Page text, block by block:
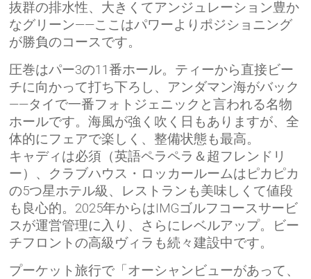
抜群の排水性、大きくてアンジュレーション豊か
なグリーン——ここはパワーよりポジショニング
が勝負のコースです。
圧巻はパー3の11番ホール。ティーから直接ビー
チに向かって打ち下ろし、アンダマン海がバック
——タイで一番フォトジェニックと言われる名物
ホールです。海風が強く吹く日もありますが、全
体的にフェアで楽しく、整備状態も最高。
キャディは必須（英語ペラペラ＆超フレンドリ
ー）、クラブハウス・ロッカールームはピカピカ
の5つ星ホテル級、レストランも美味しくて値段
も良心的。2025年からはIMGゴルフコースサービ
スが運営管理に入り、さらにレベルアップ。ビー
チフロントの高級ヴィラも続々建設中です。
プーケット旅行で「オーシャンビューがあって、